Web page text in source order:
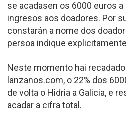
se acadasen os 6000 euros
ingresos aos doadores. Por
constarán a nome dos
persoa indique
Neste momento hai
lanzanos.com, o 22% dos
de volta o Hidria a Galicia, e
acadar a cifra total.